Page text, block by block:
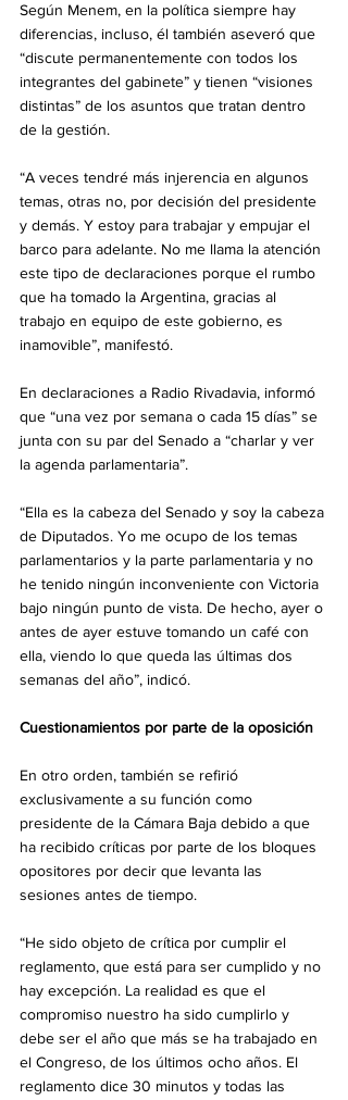
Según Menem, en la política siempre hay
diferencias, incluso, él también aseveró que
“discute permanentemente con todos los
integrantes del gabinete” y tienen “visiones
distintas” de los asuntos que tratan dentro
de la gestión.
“A veces tendré más injerencia en algunos
temas, otras no, por decisión del presidente
y demás. Y estoy para trabajar y empujar el
barco para adelante. No me llama la atención
este tipo de declaraciones porque el rumbo
que ha tomado la Argentina, gracias al
trabajo en equipo de este gobierno, es
inamovible”, manifestó.
En declaraciones a Radio Rivadavia, informó
que “una vez por semana o cada 15 días” se
junta con su par del Senado a “charlar y ver
la agenda parlamentaria”.
“Ella es la cabeza del Senado y soy la cabeza
de Diputados. Yo me ocupo de los temas
parlamentarios y la parte parlamentaria y no
he tenido ningún inconveniente con Victoria
bajo ningún punto de vista. De hecho, ayer o
antes de ayer estuve tomando un café con
ella, viendo lo que queda las últimas dos
semanas del año”, indicó.
Cuestionamientos por parte de la oposición
En otro orden, también se refirió
exclusivamente a su función como
presidente de la Cámara Baja debido a que
ha recibido críticas por parte de los bloques
opositores por decir que levanta las
sesiones antes de tiempo.
“He sido objeto de crítica por cumplir el
reglamento, que está para ser cumplido y no
hay excepción. La realidad es que el
compromiso nuestro ha sido cumplirlo y
debe ser el año que más se ha trabajado en
el Congreso, de los últimos ocho años. El
reglamento dice 30 minutos y todas las